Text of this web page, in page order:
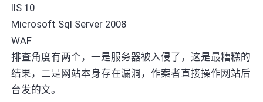
IIS 10
Microsoft Sql Server 2008
WAF
排查角度有两个，一是服务器被入侵了，这是最糟糕的
结果，二是网站本身存在漏洞，作案者直接操作网站后
台发的文。